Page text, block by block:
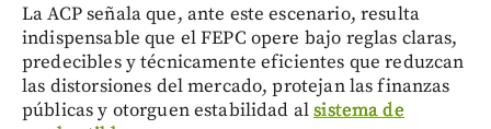
La ACP señala que, ante este escenario, resulta
indispensable que el FEPC opere bajo reglas claras,
predecibles y técnicamente eficientes que reduzcan
las distorsiones del mercado, protejan las finanzas
públicas y otorguen estabilidad alsistema de